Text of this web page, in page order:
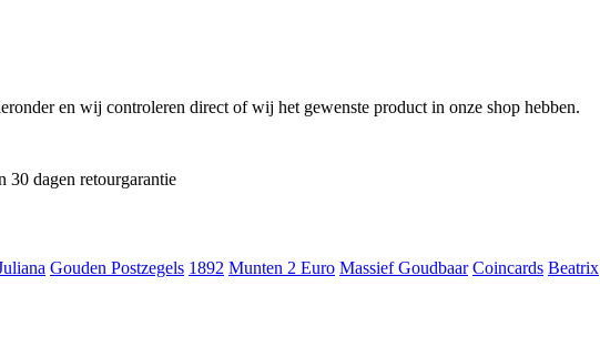
en wij controleren direct of wij het gewenste product in onze shop hebben.
30 dagen retourgarantie
Gouden Postzegels 1892 Munten 2 Euro Massief Goudbaar Coincards Beatrix